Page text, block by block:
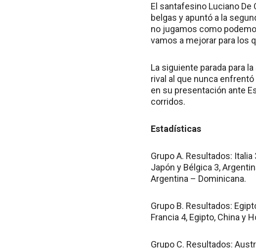
El santafesino Luciano
belgas y apuntó a la
no jugamos como
vamos a mejorar para los
La siguiente parada para
rival al que nunca
en su presentación ante
corridos.
Estadísticas
Grupo A. Resultados:
Japón y Bélgica 3,
Argentina – Dominicana.
Grupo B. Resultados:
Francia 4, Egipto, China y
Grupo C. Resultados: